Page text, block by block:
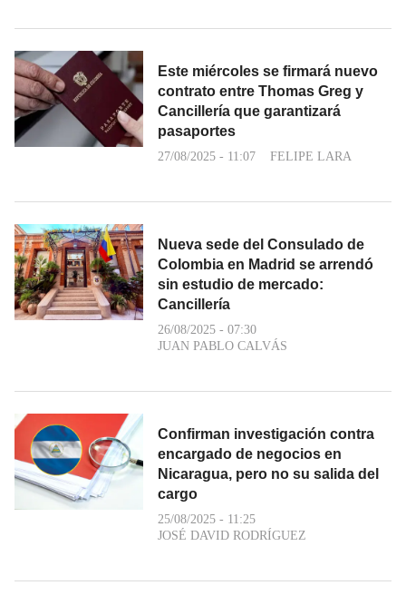
Este miércoles se firmará nuevo
contrato entre Thomas Greg y
Cancillería que garantizará
pasaportes
27/08/2025 - 11:07 FELIPE LARA
Nueva sede del Consulado de
Colombia en Madrid se arrendó
sin estudio de mercado:
Cancillería
26/08/2025 - 07:30
JUAN PABLO CALVÁS
Confirman investigación contra
encargado de negocios en
Nicaragua, pero no su salida del
cargo
25/08/2025 - 11:25
JOSÉ DAVID RODRÍGUEZ